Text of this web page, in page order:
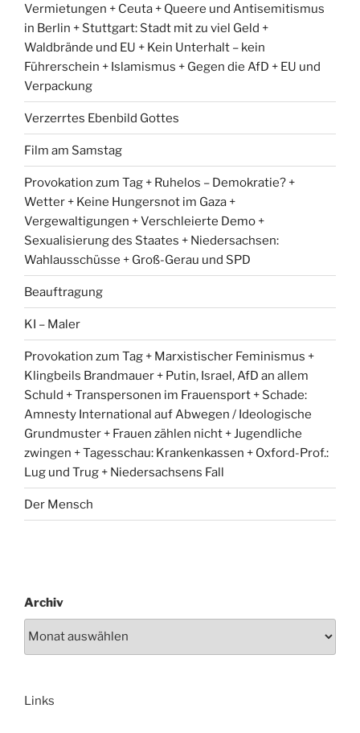
Vermietungen + Ceuta + Queere und Antisemitismus
in Berlin + Stuttgart: Stadt mit zu viel Geld +
Waldbrände und EU + Kein Unterhalt – kein
Führerschein + Islamismus + Gegen die AfD + EU und
Verpackung
Verzerrtes Ebenbild Gottes
Film am Samstag
Provokation zum Tag + Ruhelos – Demokratie? +
Wetter + Keine Hungersnot im Gaza +
Vergewaltigungen + Verschleierte Demo +
Sexualisierung des Staates + Niedersachsen:
Wahlausschüsse + Groß-Gerau und SPD
Beauftragung
KI – Maler
Provokation zum Tag + Marxistischer Feminismus +
Klingbeils Brandmauer + Putin, Israel, AfD an allem
Schuld + Transpersonen im Frauensport + Schade:
Amnesty International auf Abwegen / Ideologische
Grundmuster + Frauen zählen nicht + Jugendliche
zwingen + Tagesschau: Krankenkassen + Oxford-Prof.:
Lug und Trug + Niedersachsens Fall
Der Mensch
Archiv
Links